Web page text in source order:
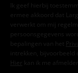
Ik geef hierbij
ermee akkoord dat
verwerkt om mij
persoonsgegevens
bepalingen van het
intrekken, bijvoorbeeld
Hier kan ik me